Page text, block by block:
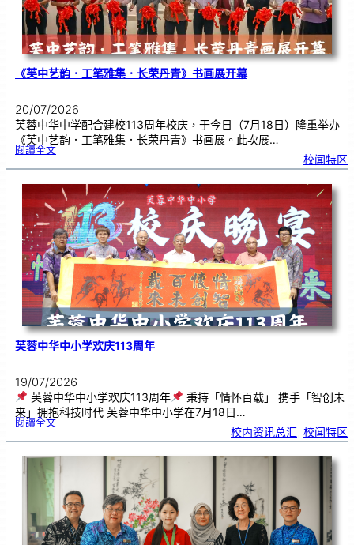
《芙中艺韵．工笔雅集．长荣丹青》书画展开幕
20/07/2026
芙蓉中华中学配合建校113周年校庆，于今日（7月18日）隆重举办
《芙中艺韵．工笔雅集．长荣丹青》书画展。此次展…
閱讀全文:《
中
艺
．
工
笔
雅
集
．
长
荣
丹
青
》
书
画
展
开
幕
校闻特区
芙蓉中华中小学欢庆113周年
19/07/2026
芙蓉中华中小学欢庆113周年
秉持「情怀百载」 携手「智创未
来」拥抱科技时代 芙蓉中华中小学在7月18日…
閱讀全文:芙
华
小
学
欢庆
周
年
校内资讯总汇 校闻特区